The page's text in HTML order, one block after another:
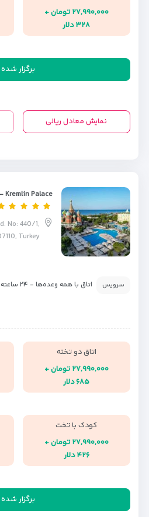
۲۷,۹۹۰,۰۰۰ تومان +
۳۲۸ دلار
برگزار شده
نمایش معادل ریالی
Kremlin Palace - کرملین پالاس
No: 440/1,
Turkey
سرویس اتاق با همه وعده‌ها - ۲۴ ساعته (UALL)
اتاق دو تخته
۲۷,۹۹۰,۰۰۰ تومان +
۶۸۵ دلار
کودک با تخت
۲۷,۹۹۰,۰۰۰ تومان +
۴۲۶ دلار
برگزار شده